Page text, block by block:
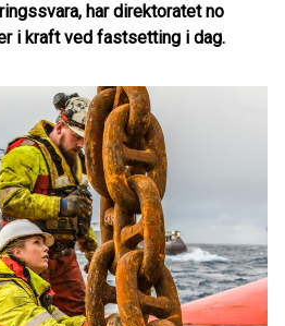
har direktoratet no
i kraft ved fastsetting i dag.